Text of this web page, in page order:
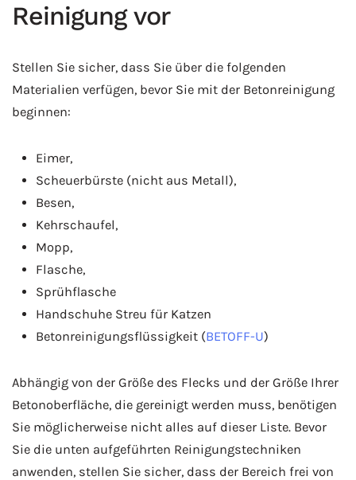
Reinigung vor
Stellen Sie sicher, dass Sie über die folgenden
Materialien verfügen, bevor Sie mit der Betonreinigung
beginnen:
Eimer,
Scheuerbürste (nicht aus Metall),
Besen,
Kehrschaufel,
Mopp,
Flasche,
Sprühflasche
Handschuhe Streu für Katzen
Betonreinigungsflüssigkeit (BETOFF-U)
Abhängig von der Größe des Flecks und der Größe Ihrer
Betonoberfläche, die gereinigt werden muss, benötigen
Sie möglicherweise nicht alles auf dieser Liste. Bevor
Sie die unten aufgeführten Reinigungstechniken
anwenden, stellen Sie sicher, dass der Bereich frei von